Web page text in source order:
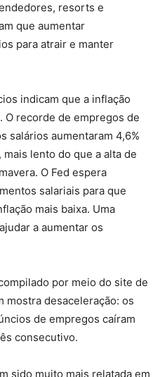
resorts e
que aumentar
para atrair e manter
indicam que a inflação
recorde de empregos de
salários aumentaram 4,6%
lento do que a alta de
O Fed espera
salariais para que
mais baixa. Uma
a aumentar os
por meio do site de
mostra desaceleração: os
de empregos caíram
consecutivo.
sido muito mais relatada em